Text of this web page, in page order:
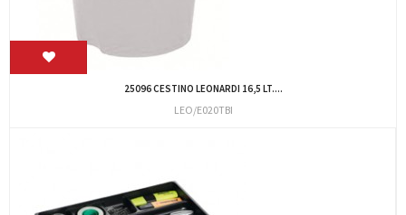
25096 CESTINO LEONARDI 16,5 LT....
LEO/E020TBI